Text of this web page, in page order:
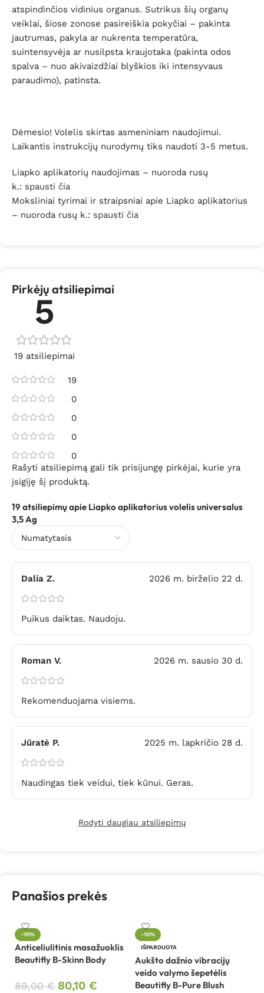
atspindinčios vidinius organus. Sutrikus šių organų
veiklai, šiose zonose pasireiškia pokyčiai – pakinta
jautrumas, pakyla ar nukrenta temperatūra,
suintensyvėja ar nusilpsta kraujotaka (pakinta odos
spalva – nuo akivaizdžiai blyškios iki intensyvaus
paraudimo), patinsta.
Dėmesio! Volelis skirtas asmeniniam naudojimui.
Laikantis instrukcijų nurodymų tiks naudoti 3-5 metus.
Liapko aplikatorių naudojimas – nuoroda rusų
k.: spausti čia
Moksliniai tyrimai ir straipsniai apie Liapko aplikatorius
– nuoroda rusų k.: spausti čia
Pirkėjų atsiliepimai
5
19 atsiliepimai
19
0
0
0
0
19 atsiliepimų apie Liapko aplikatorius volelis universalus
3,5 Ag
Dalia Z. 2026 m. birželio 22 d.
Puikus daiktas. Naudoju.
Roman V. 2026 m. sausio 30 d.
Rekomenduojama visiems.
Jūratė P. 2025 m. lapkričio 28 d.
Naudingas tiek veidui, tiek kūnui. Geras.
Rodyti daugiau atsiliepimų
Rašyti atsiliepimą gali tik prisijungę pirkėjai, kurie yra
įsigiję šį produktą.
Panašios prekės
-10%
Anticeliulitinis masažuoklis
Beautifly B-Skinn Body
89,00€ 80,10 €
-10%
IŠPARDUOTA
Aukšto dažnio vibracijų
veido valymo šepetėlis
Beautifly B-Pure Blush